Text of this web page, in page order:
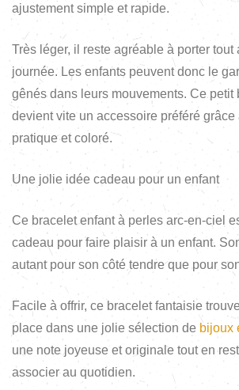
ajustement simple et rapide.
Très léger, il reste agréable à porter tout
journée. Les enfants peuvent donc le
gênés dans leurs mouvements. Ce petit
devient vite un accessoire préféré grâce
pratique et coloré.
Une jolie idée cadeau pour un enfant
Ce bracelet enfant à perles arc-en-ciel
cadeau pour faire plaisir à un enfant.
autant pour son côté tendre que pour
Facile à offrir, ce bracelet fantaisie
place dans une jolie sélection de bijoux
une note joyeuse et originale tout en
associer au quotidien.